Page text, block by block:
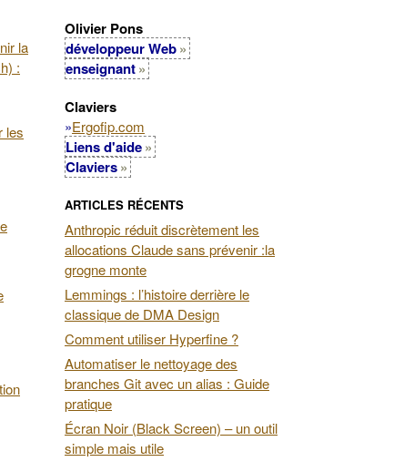
la
:
les
Olivier Pons
développeur Web
enseignant
Claviers
»Ergofip.com
Liens d'aide
Claviers
ARTICLES RÉCENTS
Anthropic réduit discrètement les
allocations Claude sans prévenir :la
grogne monte
Lemmings : l’histoire derrière le
classique de DMA Design
Comment utiliser Hyperfine ?
Automatiser le nettoyage des
branches Git avec un alias : Guide
pratique
Écran Noir (Black Screen) – un outil
simple mais utile